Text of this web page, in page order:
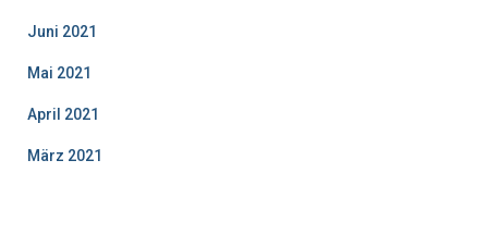
Juni 2021
Mai 2021
April 2021
März 2021